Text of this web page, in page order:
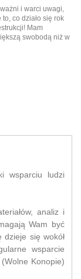
i warci uwagi,
co działo się rok
Mam
swobodą niż w
wsparciu ludzi
analiz i
Wam być
się wokół
wsparcie
Konopie)